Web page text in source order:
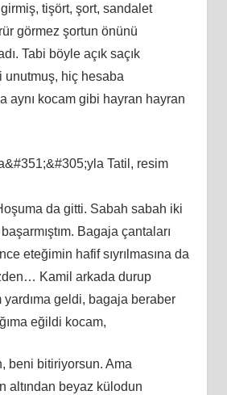
tişört, şort, sandalet
görmez şortun önünü
Tabi böyle açık saçık
unutmuş, hiç hesaba
aynı kocam gibi hayran hayran
Tatil, resim
da gitti. Sabah sabah iki
Bagaja çantaları
eteğimin hafif sıyrılmasına da
Kamil arkada durup
yardıma geldi, bagaja beraber
eğildi kocam,
beni bitiriyorsun. Ama
altından beyaz külodun